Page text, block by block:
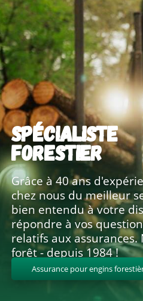
Assurance pour engins
Grâce à 40 ans
chez nous du meilleur
bien entendu à votre
répondre à vos
relatifs aux assurances.
forêt - depuis 1984 !
SPÉCIALISTE
FORESTIER